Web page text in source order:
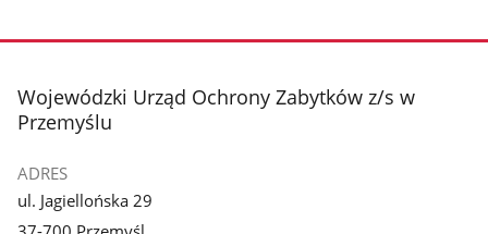
stopka
Wojewódzki Urząd Ochrony Zabytków z/s w
Przemyślu
ADRES
ul. Jagiellońska 29